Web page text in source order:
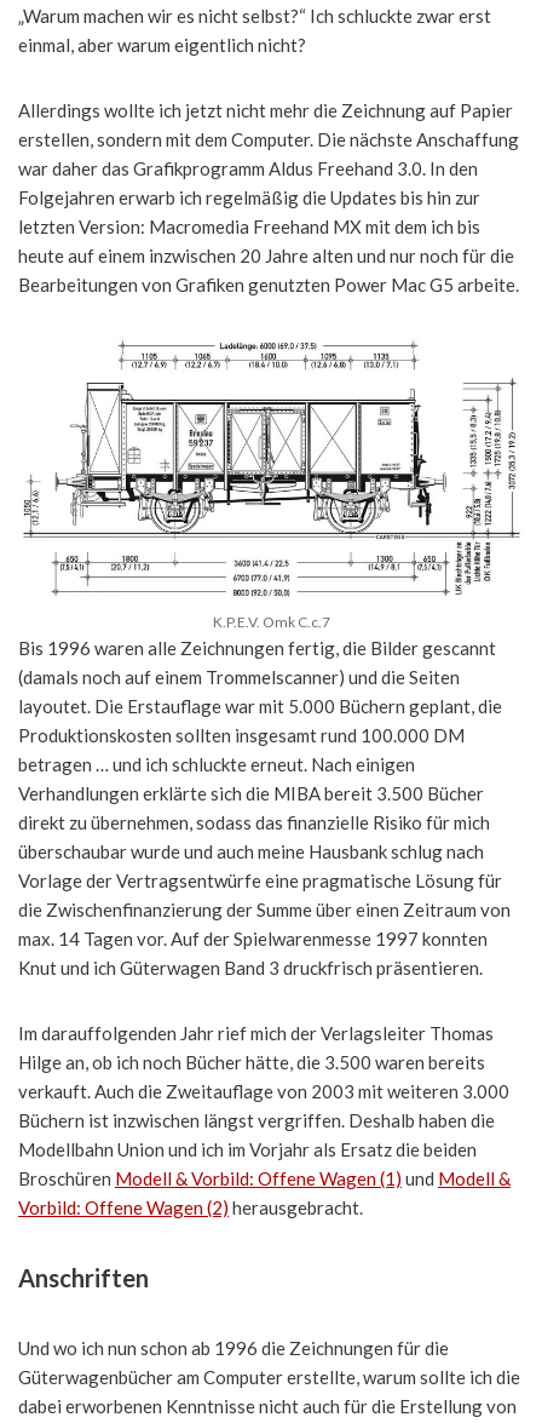
„Warum machen wir es nicht selbst?“ Ich schluckte zwar erst
einmal, aber warum eigentlich nicht?
Allerdings wollte ich jetzt nicht mehr die Zeichnung auf Papier
erstellen, sondern mit dem Computer. Die nächste Anschaffung
war daher das Grafikprogramm Aldus Freehand 3.0. In den
Folgejahren erwarb ich regelmäßig die Updates bis hin zur
letzten Version: Macromedia Freehand MX mit dem ich bis
heute auf einem inzwischen 20 Jahre alten und nur noch für die
Bearbeitungen von Grafiken genutzten Power Mac G5 arbeite.
K.P.E.V. Omk C.c.7
Bis 1996 waren alle Zeichnungen fertig, die Bilder gescannt
(damals noch auf einem Trommelscanner) und die Seiten
layoutet. Die Erstauflage war mit 5.000 Büchern geplant, die
Produktionskosten sollten insgesamt rund 100.000 DM
betragen … und ich schluckte erneut. Nach einigen
Verhandlungen erklärte sich die MIBA bereit 3.500 Bücher
direkt zu übernehmen, sodass das finanzielle Risiko für mich
überschaubar wurde und auch meine Hausbank schlug nach
Vorlage der Vertragsentwürfe eine pragmatische Lösung für
die Zwischenfinanzierung der Summe über einen Zeitraum von
max. 14 Tagen vor. Auf der Spielwarenmesse 1997 konnten
Knut und ich Güterwagen Band 3 druckfrisch präsentieren.
Im darauffolgenden Jahr rief mich der Verlagsleiter Thomas
Hilge an, ob ich noch Bücher hätte, die 3.500 waren bereits
verkauft. Auch die Zweitauflage von 2003 mit weiteren 3.000
Büchern ist inzwischen längst vergriffen. Deshalb haben die
Modellbahn Union und ich im Vorjahr als Ersatz die beiden
Broschüren Modell & Vorbild: Offene Wagen (1) und Modell &
Vorbild: Offene Wagen (2) herausgebracht.
Anschriften
Und wo ich nun schon ab 1996 die Zeichnungen für die
Güterwagenbücher am Computer erstellte, warum sollte ich die
dabei erworbenen Kenntnisse nicht auch für die Erstellung von